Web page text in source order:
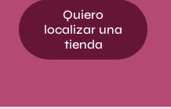
Quiero
localizar una
tienda